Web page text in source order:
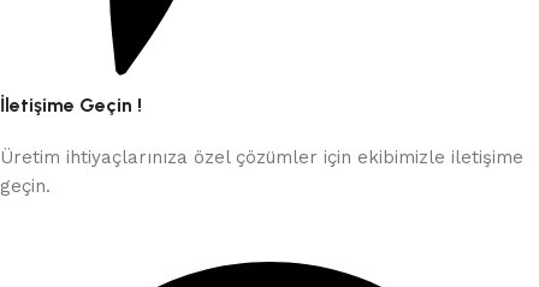
İletişime Geçin !
Üretim ihtiyaçlarınıza özel çözümler için ekibimizle iletişime
geçin.